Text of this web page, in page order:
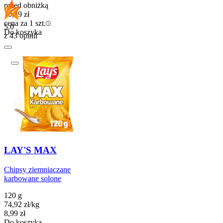
przed obniżką
10,49 zł
cena za 1 szt.
Do koszyka
5.0
z 43 opinii
LAY'S MAX
Chipsy ziemniaczane
karbowane solone
120 g
74,92 zł/kg
Cena
8,99 zł